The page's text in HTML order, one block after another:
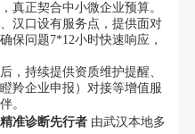
真正契合中小微企业预算。
汉口设有服务点，提供面对
保问题7*12小时快速响应，
，持续提供资质维护提醒、
羚企业申报）对接等增值服
。
准诊断先行者由武汉本地多